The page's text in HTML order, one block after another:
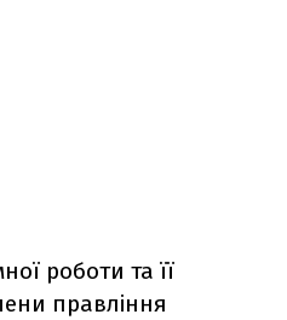
роботи та її
правління